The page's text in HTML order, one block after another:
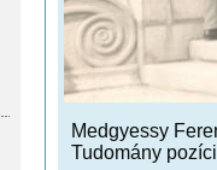
Medgyessy
Tudomány